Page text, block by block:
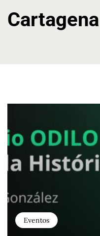
Cartagena
Eventos